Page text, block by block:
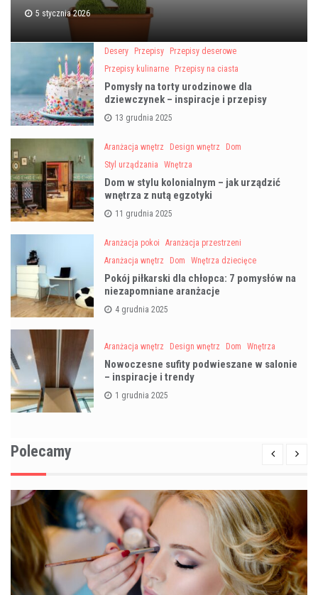
5 stycznia 2026
Desery Przepisy
Przepisy deserowe
Przepisy kulinarne
Przepisy na ciasta
Pomysły na torty urodzinowe dla
dziewczynek – inspiracje i przepisy
13 grudnia 2025
Aranżacja wnętrz Design wnętrz
Dom
Styl urządzania
Wnętrza
Dom w stylu kolonialnym – jak urządzić
wnętrza z nutą egzotyki
11 grudnia 2025
Aranżacja pokoi
Aranżacja przestrzeni
Aranżacja wnętrz
Dom Wnętrza dziecięce
Pokój piłkarski dla chłopca: 7 pomysłów na
niezapomniane aranżacje
4 grudnia 2025
Aranżacja wnętrz Design wnętrz Dom Wnętrza
Nowoczesne sufity podwieszane w salonie
– inspiracje i trendy
1 grudnia 2025
Polecamy